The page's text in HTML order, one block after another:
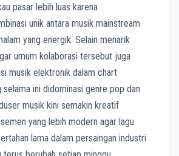
pasar lebih luas karena
unik antara musik mainstream
yang energik. Selain menarik
umum kolaborasi tersebut juga
musik elektronik dalam chart
selama ini didominasi genre pop dan
musik kini semakin kreatif
yang lebih modern agar lagu
lama dalam persaingan industri